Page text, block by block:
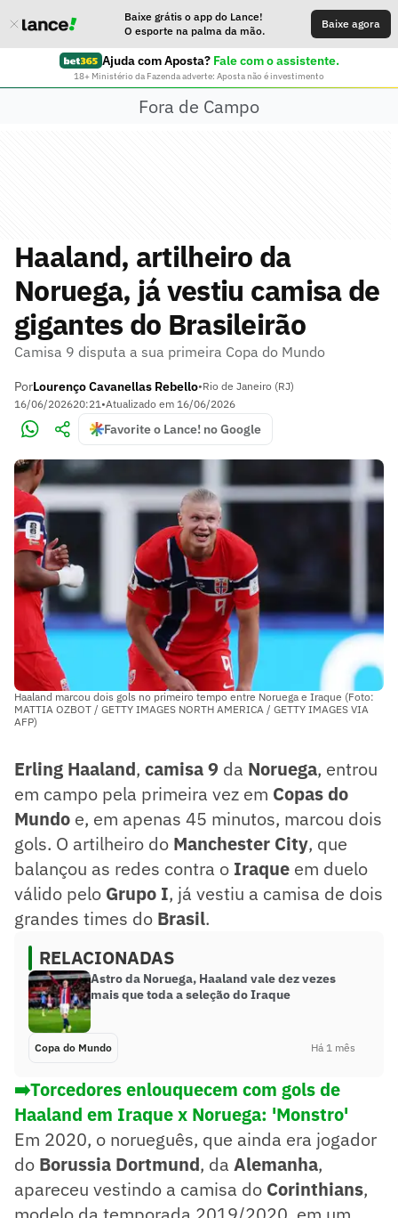
Baixe grátis o app do Lance!
O esporte na palma da mão.
Baixe agora
Ajuda com Aposta? Fale com o assistente.
18+ Ministério da Fazenda adverte: Aposta não é investimento
Fora de Campo
Haaland, artilheiro da
Noruega, já vestiu camisa de
gigantes do Brasileirão
Camisa 9 disputa a sua primeira Copa do Mundo
PorLourenço Cavanellas Rebello•Rio de Janeiro (RJ)
16/06/202620:21•Atualizado em 16/06/2026
Favorite o Lance! no Google
Haaland marcou dois gols no primeiro tempo entre Noruega e Iraque (Foto:
MATTIA OZBOT / GETTY IMAGES NORTH AMERICA / GETTY IMAGES VIA
AFP)
Erling Haaland, camisa 9 da Noruega, entrou
em campo pela primeira vez em Copas do
Mundo e, em apenas 45 minutos, marcou dois
gols. O artilheiro do Manchester City, que
balançou as redes contra o Iraque em duelo
válido pelo Grupo I, já vestiu a camisa de dois
grandes times do Brasil.
RELACIONADAS
Astro da Noruega, Haaland vale dez vezes
mais que toda a seleção do Iraque
Copa do Mundo Há 1 mês
➡️Torcedores enlouquecem com gols de
Haaland em Iraque x Noruega: 'Monstro'
Em 2020, o norueguês, que ainda era jogador
do Borussia Dortmund, da Alemanha,
apareceu vestindo a camisa do Corinthians,